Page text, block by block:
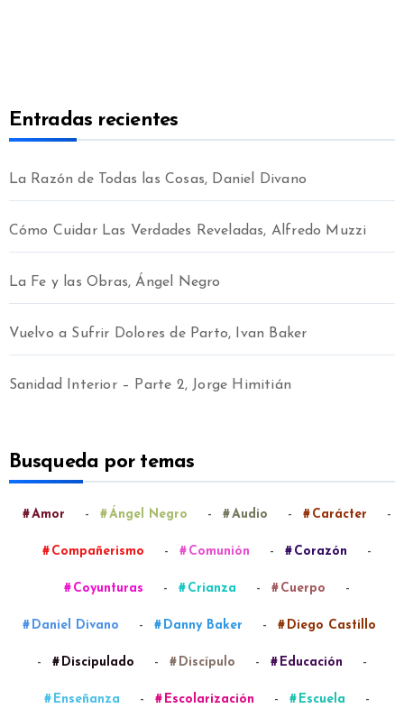
Entradas recientes
La Razón de Todas las Cosas, Daniel Divano
Cómo Cuidar Las Verdades Reveladas, Alfredo Muzzi
La Fe y las Obras, Ángel Negro
Vuelvo a Sufrir Dolores de Parto, Ivan Baker
Sanidad Interior – Parte 2, Jorge Himitián
Busqueda por temas
Amor - Ángel Negro - Audio - Carácter -
Compañerismo - Comunión - Corazón -
Coyunturas - Crianza - Cuerpo -
Daniel Divano - Danny Baker - Diego Castillo
- Discipulado - Discípulo - Educación -
Enseñanza - Escolarización - Escuela -